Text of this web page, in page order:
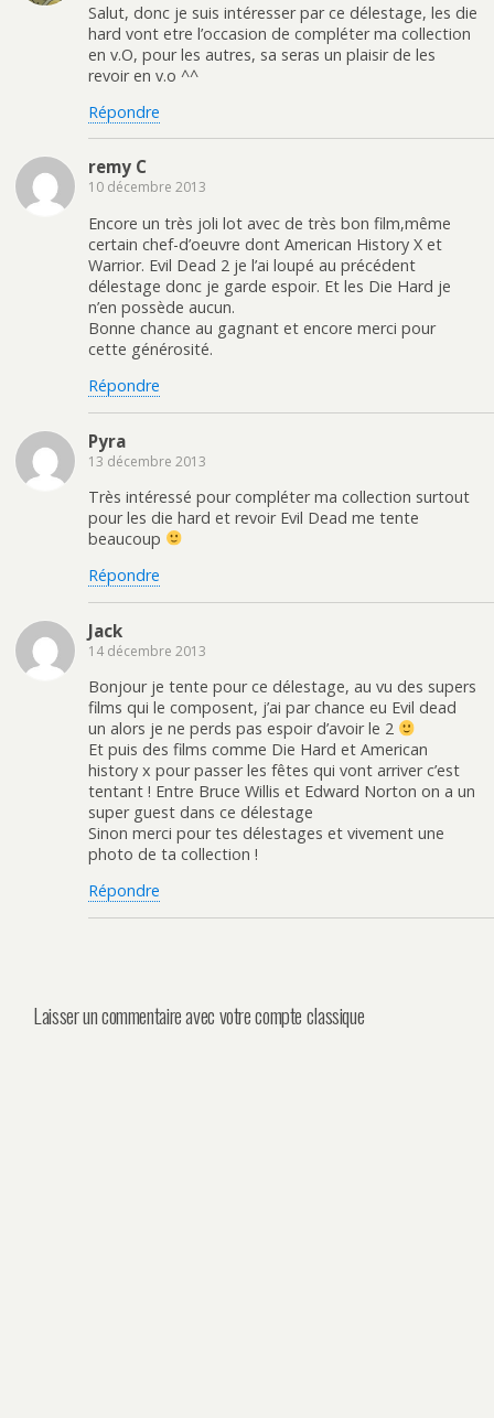
Salut, donc je suis intéresser par ce délestage, les die
hard vont etre l’occasion de compléter ma collection
en v.O, pour les autres, sa seras un plaisir de les
revoir en v.o ^^
Répondre
remy C
10 décembre 2013
Encore un très joli lot avec de très bon film,même
certain chef-d’oeuvre dont American History X et
Warrior. Evil Dead 2 je l’ai loupé au précédent
délestage donc je garde espoir. Et les Die Hard je
n’en possède aucun.
Bonne chance au gagnant et encore merci pour
cette générosité.
Répondre
Pyra
13 décembre 2013
Très intéressé pour compléter ma collection surtout
pour les die hard et revoir Evil Dead me tente
beaucoup
Répondre
Jack
14 décembre 2013
Bonjour je tente pour ce délestage, au vu des supers
films qui le composent, j’ai par chance eu Evil dead
un alors je ne perds pas espoir d’avoir le 2
Et puis des films comme Die Hard et American
history x pour passer les fêtes qui vont arriver c’est
tentant ! Entre Bruce Willis et Edward Norton on a un
super guest dans ce délestage
Sinon merci pour tes délestages et vivement une
photo de ta collection !
Répondre
Laisser un commentaire avec votre compte classique